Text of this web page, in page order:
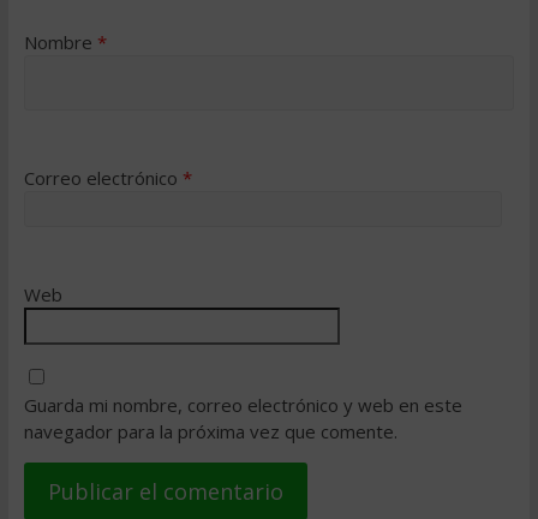
Nombre *
Correo electrónico *
Web
Guarda mi nombre, correo electrónico y web en este
navegador para la próxima vez que comente.